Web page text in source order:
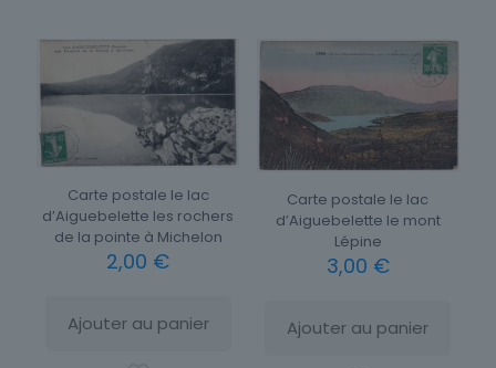
Carte postale le lac
d’Aiguebelette les rochers
de la pointe à Michelon
2,00 €
Ajouter au panier
Carte postale le lac
d’Aiguebelette le mont
Lépine
3,00 €
Ajouter au panier